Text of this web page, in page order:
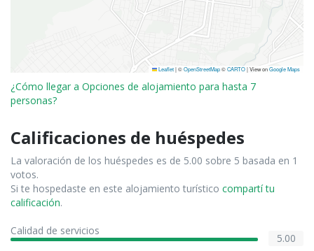
Leaflet|©OpenStreetMap©CARTO| View onGoogle Maps
¿Cómo llegar a Opciones de alojamiento para hasta 7
personas?
Calificaciones de huéspedes
La valoración de los huéspedes es de 5.00 sobre 5 basada en 1
votos.
Si te hospedaste en este alojamiento turístico compartí tu
calificación.
Calidad de servicios
5.00